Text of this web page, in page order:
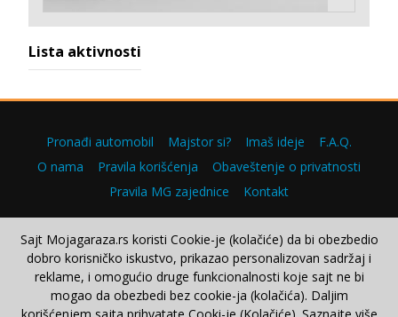
Lista aktivnosti
Pronađi automobil Majstor si? Imaš ideje
F.A.Q.
O nama
Pravila korišćenja
Obaveštenje o privatnosti
Pravila MG zajednice
Kontakt
Copyright © 2000–2026.
Sajt Mojagaraza.rs koristi Cookie-je (kolačiće) da bi obezbedio
dobro korisničko iskustvo, prikazao personalizovan sadržaj i
reklame, i omogućio druge funkcionalnosti koje sajt ne bi
mogao da obezbedi bez cookie-ja (kolačića). Daljim